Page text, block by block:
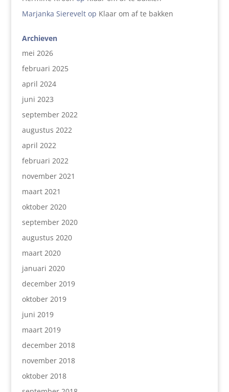
Marjanka Siereveltop Klaar om af te bakken
Archieven
mei 2026
februari 2025
april 2024
juni 2023
september 2022
augustus 2022
april 2022
februari 2022
november 2021
maart 2021
oktober 2020
september 2020
augustus 2020
maart 2020
januari 2020
december 2019
oktober 2019
juni 2019
maart 2019
december 2018
november 2018
oktober 2018